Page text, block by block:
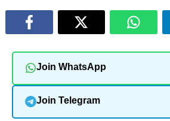
Join WhatsApp
Join Telegram